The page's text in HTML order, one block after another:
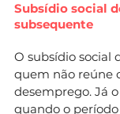
Subsídio social
subsequente
O subsídio social
quem não reúne
desemprego. Já
quando o